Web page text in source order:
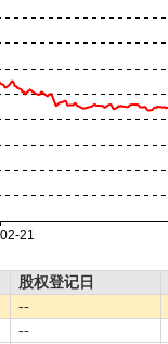
股权登记日
--
--